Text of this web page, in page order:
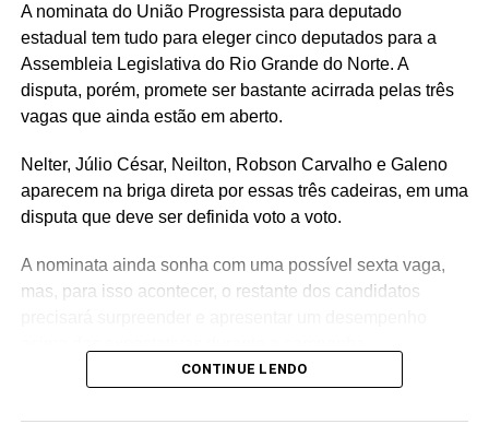
A nominata do União Progressista para deputado
estadual tem tudo para eleger cinco deputados para a
Assembleia Legislativa do Rio Grande do Norte. A
disputa, porém, promete ser bastante acirrada pelas três
vagas que ainda estão em aberto.
Nelter, Júlio César, Neilton, Robson Carvalho e Galeno
aparecem na briga direta por essas três cadeiras, em uma
disputa que deve ser definida voto a voto.
A nominata ainda sonha com uma possível sexta vaga,
mas, para isso acontecer, o restante dos candidatos
Teoricamente, Kleber Rodrigues e Cinthia, esposa de
Allyson Bezerra, pré-candidato ao Governo do Estado,
CONTINUE LENDO